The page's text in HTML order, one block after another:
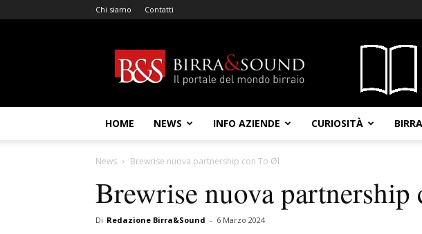
Chi siamo Contatti
&
Sound
HOME NEWS INFO AZIENDE CURIOSITÀ
News Brewrise nuova partnership con To Øl
Brewrise nuova
Di Redazione Birra&Sound - 6 Marzo 2024